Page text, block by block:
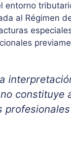
entorno
al Régimen
constituye